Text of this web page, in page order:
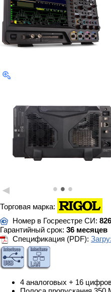
• • •
◄
Торговая марка:
Номер в Госреестре СИ:
Гарантийный срок: 36 месяцев
Спецификация (PDF):
4 аналоговых + 16